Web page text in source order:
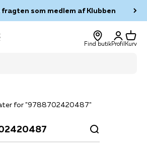
fragten som medlem af Klubben
Find butik
Log ind
Profil
Kurv
Kurv
for "9788702420487"